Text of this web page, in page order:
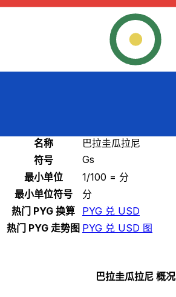
换算器。
PYG -巴拉圭瓜拉尼 继续
名称
巴拉圭瓜拉尼
符号
Gs
最小单位
1/100 = 分
最小单位符号
分
热门 PYG 换算
PYG 兑 USD
热门 PYG 走势图 PYG 兑 USD 图
巴拉圭瓜拉尼 概况